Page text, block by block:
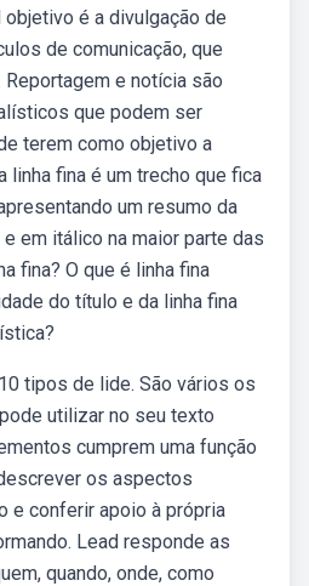
é a divulgação de
de comunicação, que
e notícia são
que podem ser
terem como objetivo a
linha fina é um trecho que fica
um resumo da
em itálico na maior parte das
fina? O que é linha fina
do título e da linha fina
tipos de lide. São vários os
utilizar no seu texto
cumprem uma função
os aspectos
e conferir apoio à própria
Lead responde as
quando, onde, como